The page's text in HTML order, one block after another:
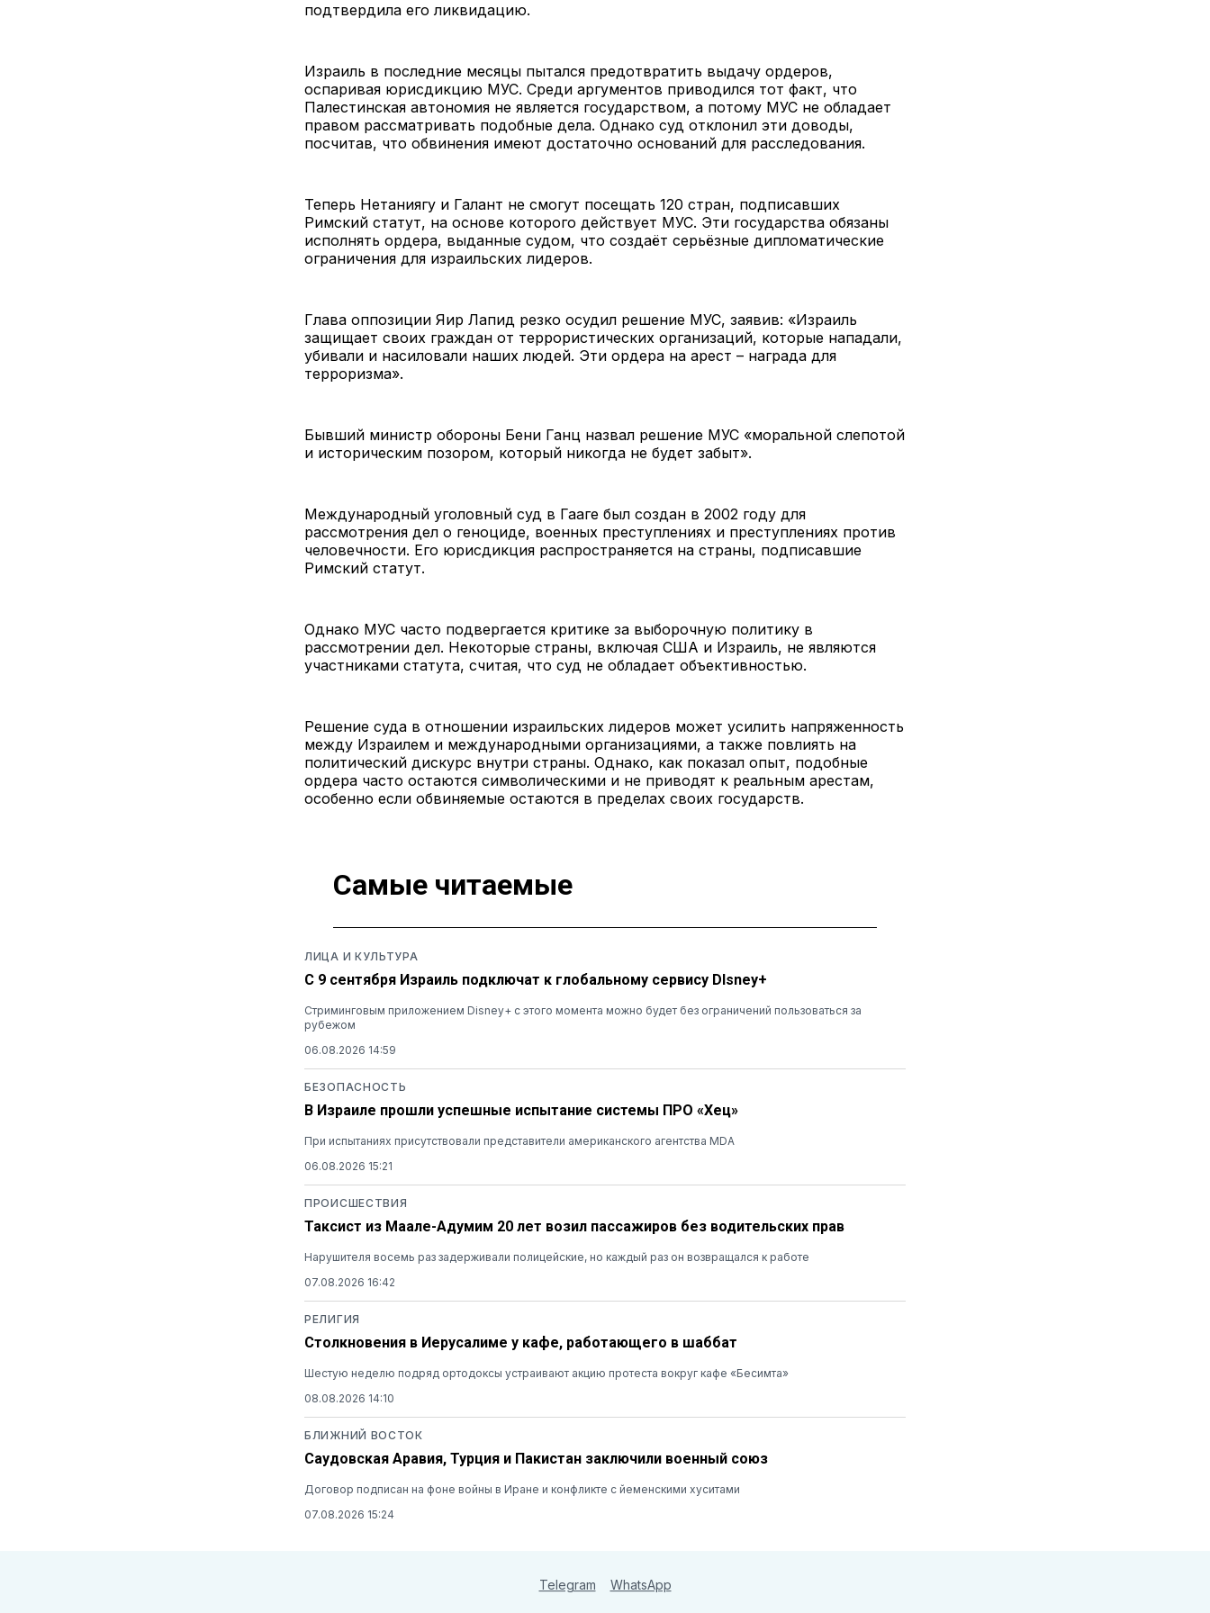
подтвердила его ликвидацию.
Израиль в последние месяцы пытался предотвратить выдачу ордеров,
оспаривая юрисдикцию МУС. Среди аргументов приводился тот факт, что
Палестинская автономия не является государством, а потому МУС не обладает
правом рассматривать подобные дела. Однако суд отклонил эти доводы,
посчитав, что обвинения имеют достаточно оснований для расследования.
Теперь Нетаниягу и Галант не смогут посещать 120 стран, подписавших
Римский статут, на основе которого действует МУС. Эти государства обязаны
исполнять ордера, выданные судом, что создаёт серьёзные дипломатические
ограничения для израильских лидеров.
Глава оппозиции Яир Лапид резко осудил решение МУС, заявив: «Израиль
защищает своих граждан от террористических организаций, которые нападали,
убивали и насиловали наших людей. Эти ордера на арест – награда для
терроризма».
Бывший министр обороны Бени Ганц назвал решение МУС «моральной слепотой
и историческим позором, который никогда не будет забыт».
Международный уголовный суд в Гааге был создан в 2002 году для
рассмотрения дел о геноциде, военных преступлениях и преступлениях против
человечности. Его юрисдикция распространяется на страны, подписавшие
Римский статут.
Однако МУС часто подвергается критике за выборочную политику в
рассмотрении дел. Некоторые страны, включая США и Израиль, не являются
участниками статута, считая, что суд не обладает объективностью.
Решение суда в отношении израильских лидеров может усилить напряженность
между Израилем и международными организациями, а также повлиять на
политический дискурс внутри страны. Однако, как показал опыт, подобные
ордера часто остаются символическими и не приводят к реальным арестам,
особенно если обвиняемые остаются в пределах своих государств.
Самые читаемые
ЛИЦА И КУЛЬТУРА
С 9 сентября Израиль подключат к глобальному сервису DIsney+
Стриминговым приложением Disney+ с этого момента можно будет без ограничений пользоваться за
рубежом
06.08.2026 14:59
БЕЗОПАСНОСТЬ
В Израиле прошли успешные испытание системы ПРО «Хец»
При испытаниях присутствовали представители американского агентства MDA
06.08.2026 15:21
ПРОИСШЕСТВИЯ
Таксист из Маале-Адумим 20 лет возил пассажиров без водительских прав
Нарушителя восемь раз задерживали полицейские, но каждый раз он возвращался к работе
07.08.2026 16:42
РЕЛИГИЯ
Столкновения в Иерусалиме у кафе, работающего в шаббат
Шестую неделю подряд ортодоксы устраивают акцию протеста вокруг кафе «Бесимта»
08.08.2026 14:10
БЛИЖНИЙ ВОСТОК
Саудовская Аравия, Турция и Пакистан заключили военный союз
Договор подписан на фоне войны в Иране и конфликте с йеменскими хуситами
07.08.2026 15:24
Telegram WhatsApp